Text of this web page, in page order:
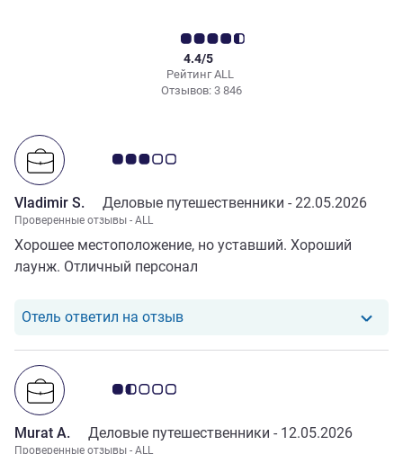
Рейтинг ALL
4.4/5
Отзывов: 3 846
Примечание: отзывы клиентов 3.0/5
Vladimir S. Деловые путешественники - 22.05.2026
Проверенные отзывы - ALL
Хорошее местоположение, но уставший. Хороший
лаунж. Отличный персонал
Отель ответил на отзывОтель ответил на отзыв от
Примечание: отзывы клиентов 1.5/5
Murat A. Деловые путешественники - 12.05.2026
Проверенные отзывы - ALL